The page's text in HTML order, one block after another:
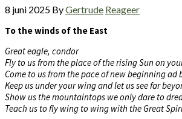
8 juni 2025 ByGertrude Reageer
To the winds of the East
Great eagle, condor
Fly to us from the place of the rising Sun on
Come to us from the pace of new beginning ad
Keep us under your wing and let us see far
Show us the mountaintops we only dare to
Teach us to fly wing to wing with the Great